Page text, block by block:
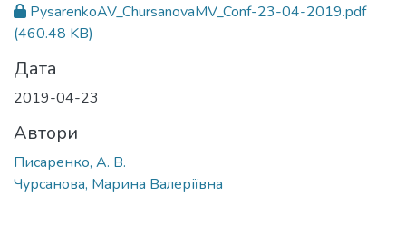
PysarenkoAV_ChursanovaMV_Conf-23-04-2019.pdf
(460.48 KB)
Дата
2019-04-23
Автори
Писаренко, А. В.
Чурсанова, Марина Валеріївна